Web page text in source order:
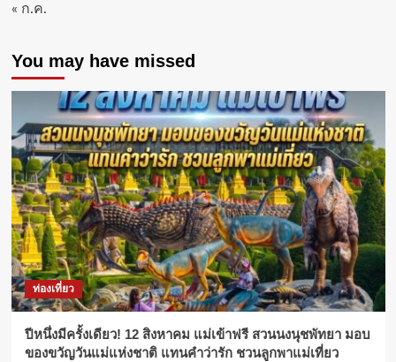
« ก.ค.
You may have missed
ท่องเที่ยว
ปีหนึ่งมีครั้งเดียว! 12 สิงหาคม แม่เข้าฟรี สวนนงนุชพัทยา มอบ
ของขวัญวันแม่แห่งชาติ แทนคำว่ารัก ชวนลูกพาแม่เที่ยว